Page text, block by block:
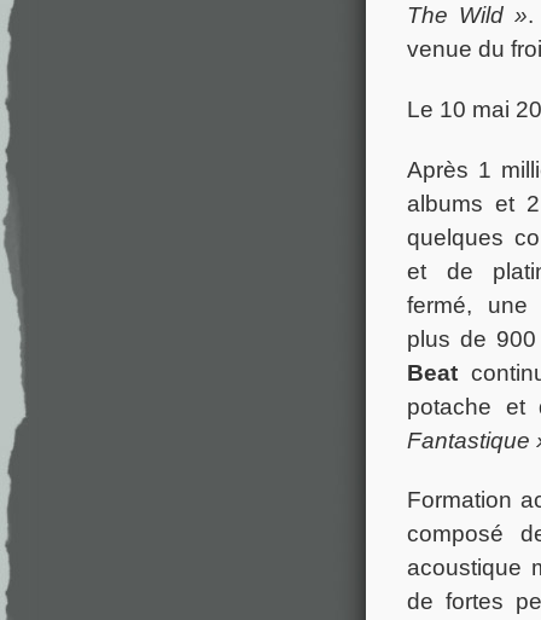
The Wild »
venue du
Le 10 mai
Après 1
albums et
quelques
et de
fermé, une
plus de
Beat
potache
Fantastique
Formation
composé
acoustique
de fortes